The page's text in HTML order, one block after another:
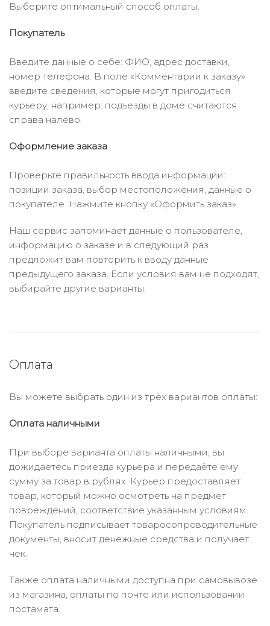
Выберите оптимальный способ оплаты.
Покупатель
Введите данные о себе: ФИО, адрес доставки,
номер телефона. В поле «Комментарии к заказу»
введите сведения, которые могут пригодиться
курьеру, например: подъезды в доме считаются
справа налево.
Оформление заказа
Проверьте правильность ввода информации:
позиции заказа, выбор местоположения, данные о
покупателе. Нажмите кнопку «Оформить заказ».
Наш сервис запоминает данные о пользователе,
информацию о заказе и в следующий раз
предложит вам повторить к вводу данные
предыдущего заказа. Если условия вам не подходят,
выбирайте другие варианты.
Оплата
Вы можете выбрать один из трёх вариантов оплаты:
Оплата наличными
При выборе варианта оплаты наличными, вы
дожидаетесь приезда курьера и передаёте ему
сумму за товар в рублях. Курьер предоставляет
товар, который можно осмотреть на предмет
повреждений, соответствие указанным условиям.
Покупатель подписывает товаросопроводительные
документы, вносит денежные средства и получает
чек.
Также оплата наличными доступна при самовывозе
из магазина, оплаты по почте или использовании
постамата.